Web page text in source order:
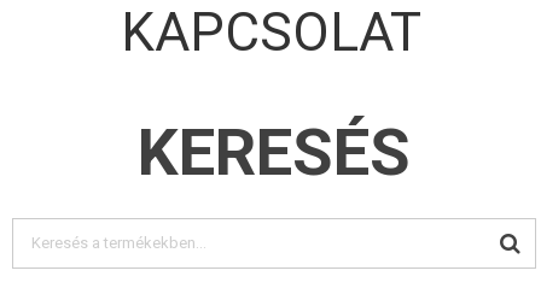
KAPCSOLAT
KERESÉS